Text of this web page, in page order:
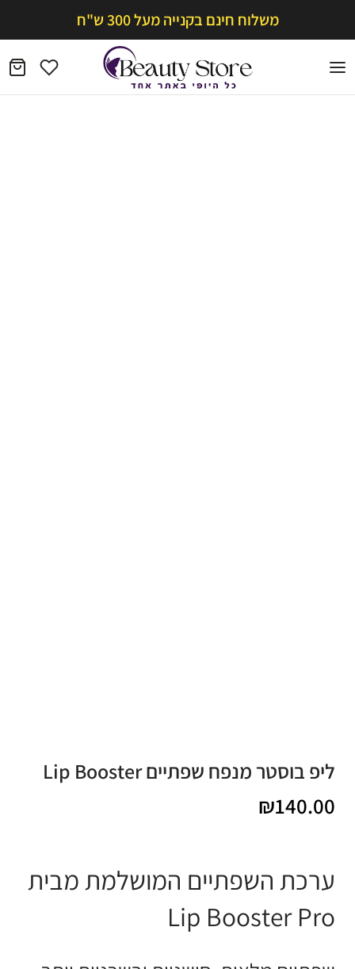
משלוח חינם בקנייה מעל 300 ש"ח
ליפ בוסטר מנפח שפתיים Lip Booster
₪140.00
ערכת השפתיים המושלמת מבית
Lip Booster Pro